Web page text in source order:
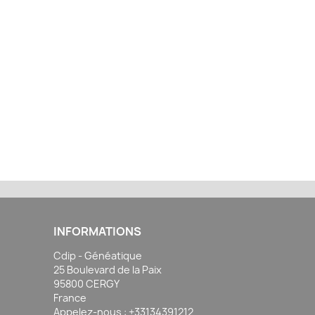
INFORMATIONS
Cdip - Généatique
25 Boulevard de la Paix
95800 CERGY
France
Appelez-nous : +33134391212